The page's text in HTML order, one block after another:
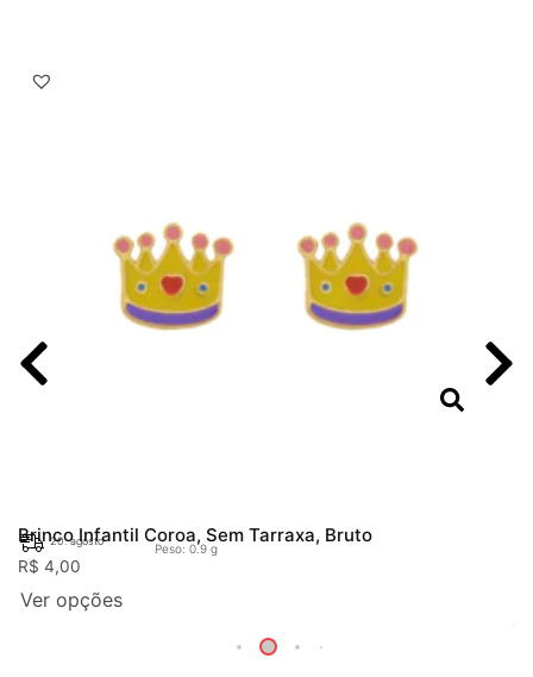
Brinco Infantil Coroa, Sem Tarraxa, Bruto
20. agosto
Peso: 0.9 g
R$ 4,00
Ver opções